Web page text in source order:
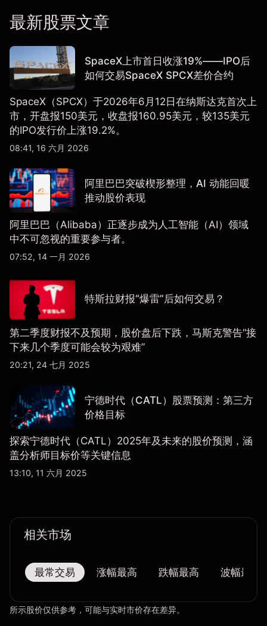
最新股票文章
SpaceX上市首日收涨19%——IPO后
如何交易SpaceX SPCX差价合约
SpaceX（SPCX）于2026年6月12日在纳斯达克首次上
市，开盘报150美元，收盘报160.95美元，较135美元
的IPO发行价上涨19.2%。
08:41, 16 六月 2026
阿里巴巴突破楔形整理，AI 动能回暖
推动股价表现
阿里巴巴（Alibaba）正逐步成为人工智能（AI）领域
中不可忽视的重要参与者。
07:52, 14 一月 2026
特斯拉财报“爆雷”后如何交易？
第二季度财报不及预期，股价盘后下跌，马斯克警告“接
下来几个季度可能会较为艰难”
20:21, 24 七月 2025
宁德时代（CATL）股票预测：第三方
价格目标
探索宁德时代（CATL）2025年及未来的股价预测，涵
盖分析师目标价等关键信息
13:10, 11 六月 2025
相关市场
最常交易 涨幅最高 跌幅最高 波幅最大
所示股价仅供参考，可能与实时市价存在差异。